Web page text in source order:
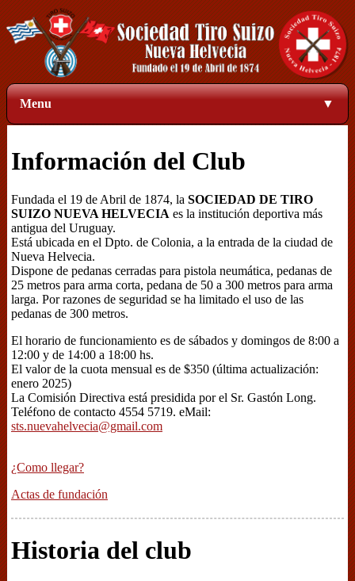
Menu ▼
Información del Club
Fundada el 19 de Abril de 1874, la SOCIEDAD DE TIRO
SUIZO NUEVA HELVECIA es la institución deportiva más
antigua del Uruguay.
Está ubicada en el Dpto. de Colonia, a la entrada de la ciudad de
Nueva Helvecia.
Dispone de pedanas cerradas para pistola neumática, pedanas de
25 metros para arma corta, pedana de 50 a 300 metros para arma
larga. Por razones de seguridad se ha limitado el uso de las
pedanas de 300 metros.
El horario de funcionamiento es de sábados y domingos de 8:00 a
12:00 y de 14:00 a 18:00 hs.
El valor de la cuota mensual es de $350 (última actualización:
enero 2025)
La Comisión Directiva está presidida por el Sr. Gastón Long.
Teléfono de contacto 4554 5719. eMail:
sts.nuevahelvecia@gmail.com
¿Como llegar?
Actas de fundación
Historia del club